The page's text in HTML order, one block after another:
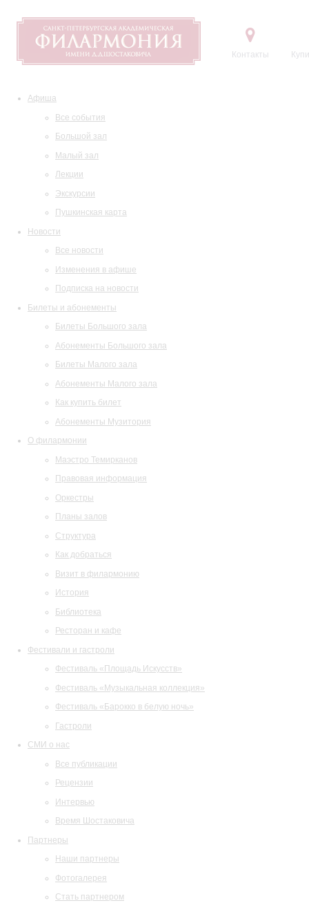
Контакты
Афиша
Все события
Большой зал
Малый зал
Лекции
Экскурсии
Пушкинская карта
Новости
Все новости
Изменения в афише
Подписка на новости
Билеты и абонементы
Билеты Большого зала
Абонементы Большого зала
Билеты Малого зала
Абонементы Малого зала
Как купить билет
Абонементы Музитория
О филармонии
Маэстро Темирканов
Правовая информация
Оркестры
Планы залов
Структура
Как добраться
Визит в филармонию
История
Библиотека
Ресторан и кафе
Фестивали и гастроли
Фестиваль «Площадь Искусств»
Фестиваль «Музыкальная коллекция»
Фестиваль «Барокко в белую ночь»
Гастроли
СМИ о нас
Все публикации
Рецензии
Интервью
Время Шостаковича
Партнеры
Наши партнеры
Фотогалерея
Стать партнером